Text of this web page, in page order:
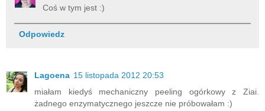
Coś w tym jest :)
Odpowiedz
Lagoena 15 listopada 2012 20:53
miałam kiedyś mechaniczny peeling ogórkowy z Ziai.
żadnego enzymatycznego jeszcze nie próbowałam :)